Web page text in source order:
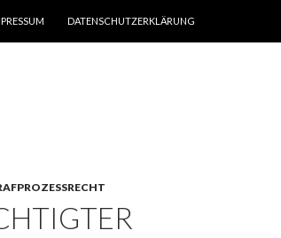
DATENSCHUTZERKLÄRUNG